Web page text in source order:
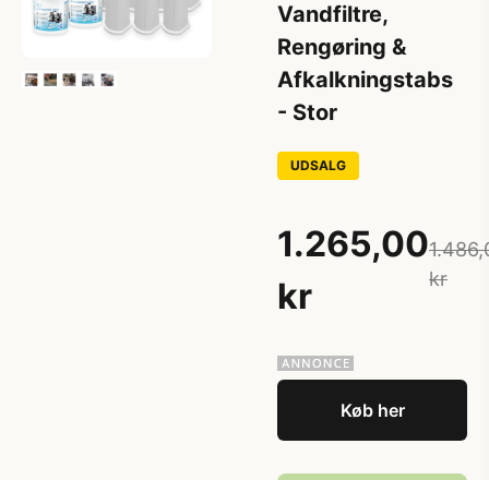
Vandfiltre,
Rengøring &
Afkalkningstabs
- Stor
UDSALG
1.265,00
kr
kr
Køb her